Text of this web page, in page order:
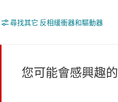
尋找其它 反相緩衝器和驅動器
您可能會感興趣